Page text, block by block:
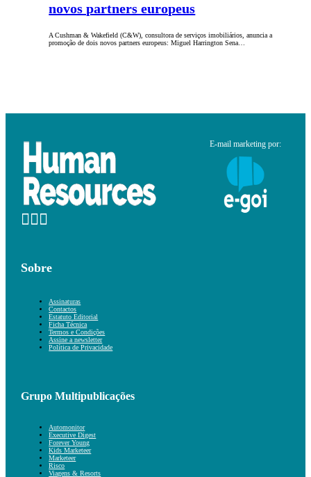
novos partners europeus
A Cushman & Wakefield (C&W), consultora de serviços imobiliários, anuncia a
promoção de dois novos partners europeus: Miguel Harrington Sena…
E-mail marketing por:
Sobre
Assinaturas
Contactos
Estatuto Editorial
Ficha Técnica
Termos e Condições
Assine a newsletter
Política de Privacidade
Grupo Multipublicações
Automonitor
Executive Digest
Forever Young
Kids Marketeer
Marketeer
Risco
Viagens & Resorts